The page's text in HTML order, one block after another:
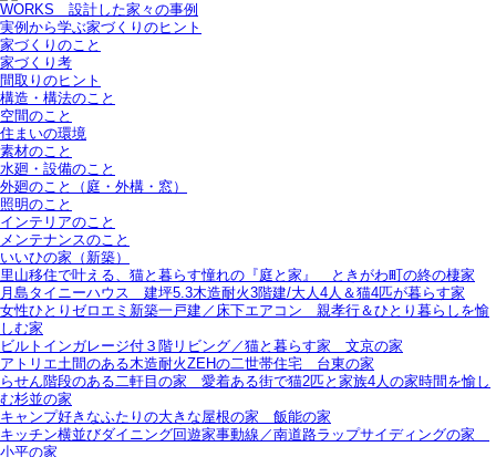
WORKS＿設計した家々の事例
実例から学ぶ家づくりのヒント
家づくりのこと
家づくり考
間取りのヒント
構造・構法のこと
空間のこと
住まいの環境
素材のこと
水廻・設備のこと
外廻のこと（庭・外構・窓）
照明のこと
インテリアのこと
メンテナンスのこと
いいひの家（新築）
里山移住で叶える、猫と暮らす憧れの『庭と家』＿ときがわ町の終の棲家
月島タイニーハウス＿建坪5.3木造耐火3階建/大人4人＆猫4匹が暮らす家
女性ひとりゼロエミ新築一戸建／床下エアコン＿親孝行＆ひとり暮らしを愉
しむ家
ビルトインガレージ付３階リビング／猫と暮らす家＿文京の家
アトリエ土間のある木造耐火ZEHの二世帯住宅＿台東の家
らせん階段のある二軒目の家＿愛着ある街で猫2匹と家族4人の家時間を愉し
む杉並の家
キャンプ好きなふたりの大きな屋根の家＿飯能の家
キッチン横並びダイニング回遊家事動線／南道路ラップサイディングの家＿
小平の家